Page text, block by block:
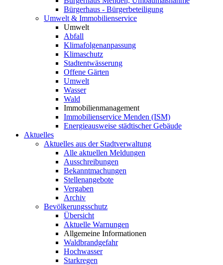
Bürgerhaus - Bürgerbeteiligung
Umwelt & Immobilienservice
Umwelt
Abfall
Klimafolgenanpassung
Klimaschutz
Stadtentwässerung
Offene Gärten
Umwelt
Wasser
Wald
Immobilienmanagement
Immobilienservice Menden (ISM)
Energieausweise städtischer Gebäude
Aktuelles
Aktuelles aus der Stadtverwaltung
Alle aktuellen Meldungen
Ausschreibungen
Bekanntmachungen
Stellenangebote
Vergaben
Archiv
Bevölkerungsschutz
Übersicht
Aktuelle Warnungen
Allgemeine Informationen
Waldbrandgefahr
Hochwasser
Starkregen